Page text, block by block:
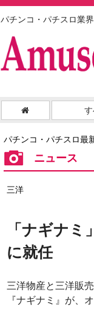
パチンコ・パチスロ業
パチンコ・パチスロ最
ニュース
三洋
「ナギナ
に就任
三洋物産と三洋販
『ナギナミ』が、